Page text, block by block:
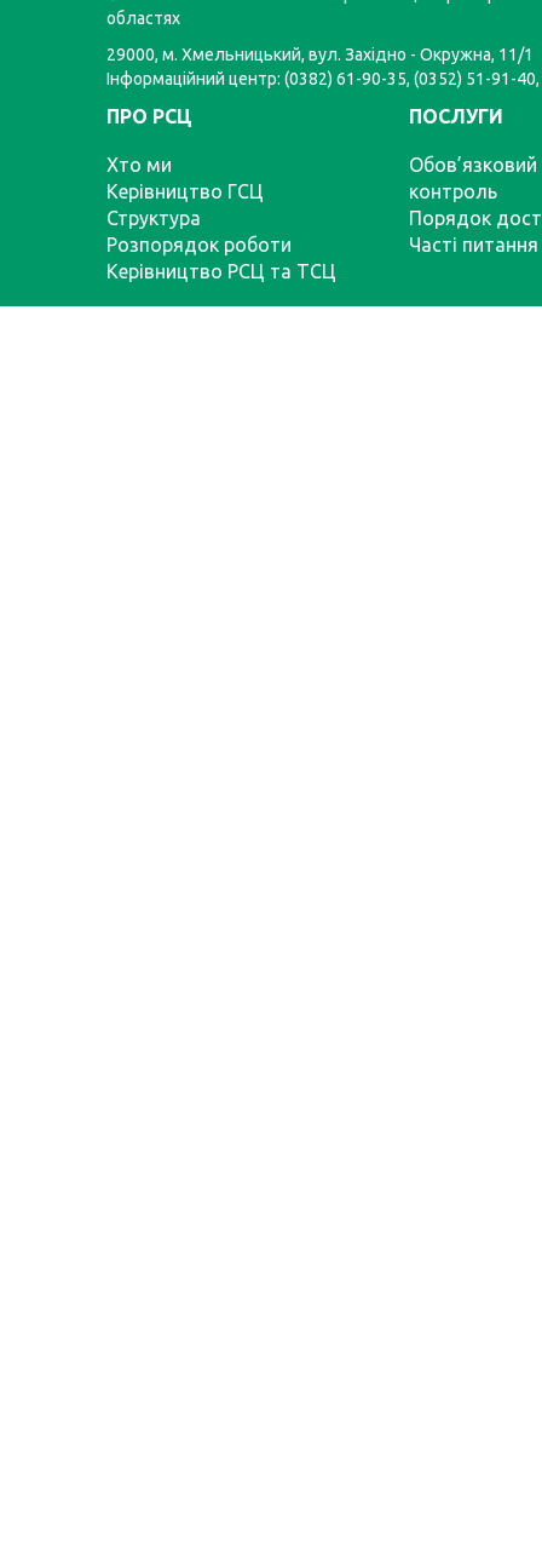
областях
29000, м. Хмельницький, вул. Західно - Окружна, 11/1
Інформаційний центр: (0382) 61-90-35, (0352) 51-91-
ПРО РСЦ
Хто ми
Керівництво ГСЦ
Структура
Розпорядок роботи
Керівництво РСЦ та ТСЦ
ПОСЛУГИ
Обов’язковий
контроль
Порядок
Часті питання